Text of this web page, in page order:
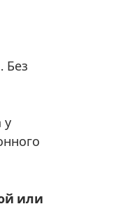
Без
у
или